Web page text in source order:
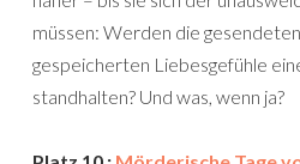
müssen: Werden die
gespeicherten Liebesgefühle
standhalten? Und was, wenn ja?